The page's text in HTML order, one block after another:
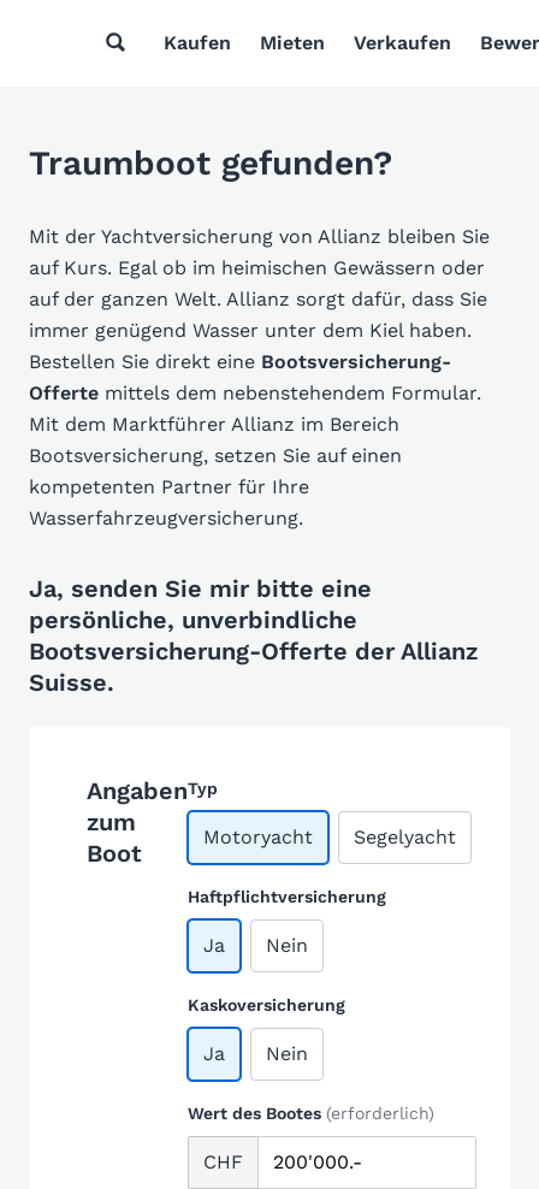
Kaufen Mieten Verkaufen
Traumboot gefunden?
Mit der Yachtversicherung von Allianz bleiben Sie
auf Kurs. Egal ob im heimischen Gewässern oder
auf der ganzen Welt. Allianz sorgt dafür, dass Sie
immer genügend Wasser unter dem Kiel haben.
Bestellen Sie direkt eine Bootsversicherung-
Offerte mittels dem nebenstehendem Formular.
Mit dem Marktführer Allianz im Bereich
Bootsversicherung, setzen Sie auf einen
kompetenten Partner für Ihre
Wasserfahrzeugversicherung.
Ja, senden Sie mir bitte eine
persönliche, unverbindliche
Bootsversicherung-Offerte der Allianz
Suisse.
Angaben
zum
Boot
Typ
Motoryacht Segelyacht
Haftpflichtversicherung
Ja Nein
Kaskoversicherung
Ja Nein
Wert des Bootes (erforderlich)
CHF